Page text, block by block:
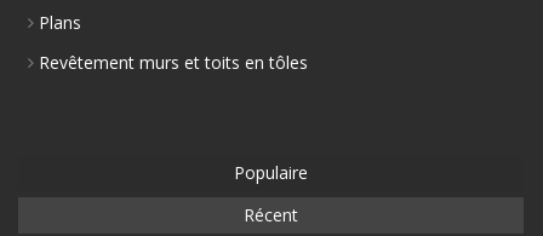
Plans
Revêtement murs et toits en tôles
Populaire
Récent